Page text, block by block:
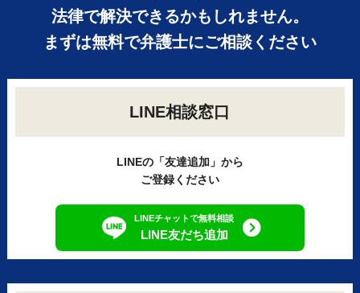
法律で解決できるかもしれません。
まずは無料で弁護士にご相談ください
LINE相談窓口
LINEの「友達追加」から
ご登録ください
LINEチャットで無料相談
LINE友だち追加